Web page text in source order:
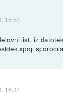
15:54
list, iz
16:34